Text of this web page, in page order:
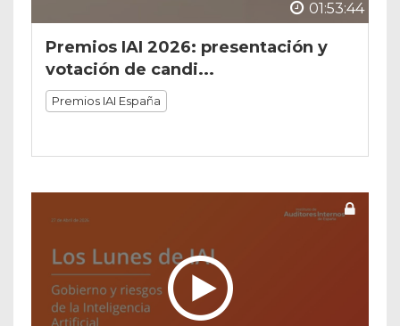
01:53:44
Premios IAI 2026: presentación y
votación de candi...
Premios IAI España